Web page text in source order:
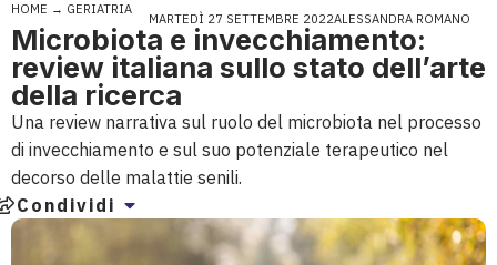
HOME → GERIATRIA
MARTEDÌ 27 SETTEMBRE 2022ALESSANDRA ROMANO
Microbiota e invecchiamento:
review italiana sullo stato dell’arte
della ricerca
Una review narrativa sul ruolo del microbiota nel processo
di invecchiamento e sul suo potenziale terapeutico nel
decorso delle malattie senili.
Condividi